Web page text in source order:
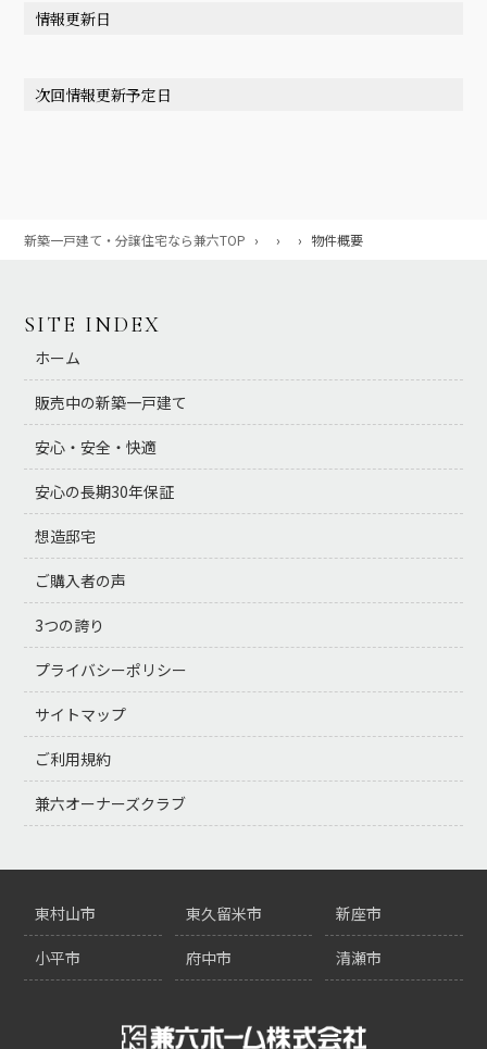
情報更新日
次回情報更新予定日
新築一戸建て・分譲住宅なら兼六TOP › › › 物件概要
SITE INDEX
ホーム
販売中の新築一戸建て
安心・安全・快適
安心の長期30年保証
想造邸宅
ご購入者の声
3つの誇り
プライバシーポリシー
サイトマップ
ご利用規約
兼六オーナーズクラブ
東村山市 東久留米市 新座市
小平市 府中市 清瀬市